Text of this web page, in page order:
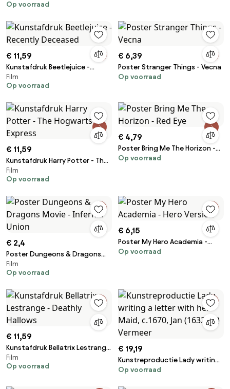
Op voorraad
€ 11,59
Kunstafdruk Beetlejuice -
Recently Deceased
Film
Op voorraad
€ 6,39
Poster Stranger Things - Vecna
Op voorraad
€ 11,59
Kunstafdruk Harry Potter - The
Hogwarts Express
Film
Op voorraad
€ 4,79
Poster Bring Me The Horizon -
Red Eye
Op voorraad
€ 2,4
Poster Dungeons & Dragons
Movie - Infernal Union
Film
Op voorraad
€ 6,15
Poster My Hero Academia -
Hero Version
Op voorraad
€ 11,59
Kunstafdruk Bellatrix Lestrange
- Deathly Hallows
Film
Op voorraad
€ 19,19
Kunstreproductie Lady writing
a letter with her Maid, c.1670,
Op voorraad